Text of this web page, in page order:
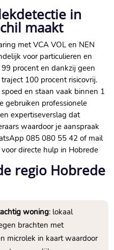
in
maakt
met VCA VOL en NEN
voor particulieren en
procent en dankzij geen
100 procent risicovrij.​
en staan vaak binnen 1
gebruiken professionele
expertiseverslag dat
waardoor je aanspraak
085 080 55 42 of mail
directe hulp in Hobrede
regio Hobrede
woning: lokaal
brachten met
microlek in kaart waardoor